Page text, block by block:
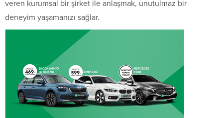
veren kurumsal bir şirket ile anlaşmak, unutulmaz bir
deneyim yaşamanızı sağlar.